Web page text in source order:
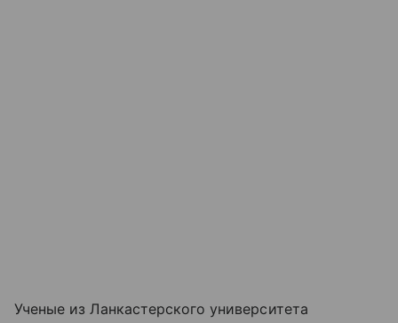
Ученые из Ланкастерского университета